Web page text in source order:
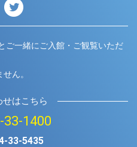
ご一緒にご入館・ご観覧いただ
ん。
せはこちら
33-1400
33-5435